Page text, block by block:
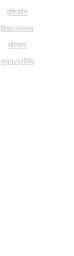
दृष्टिकोण
शिक्षा/स्वास्थ्य
खेलकुद
सूचना/प्रविधि